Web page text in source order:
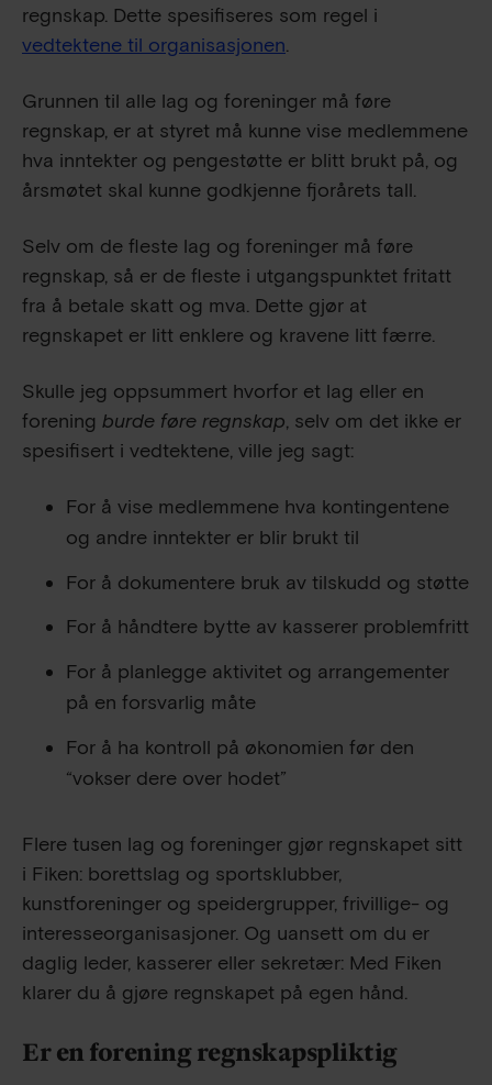
regnskap. Dette spesifiseres som regel i
vedtektene til organisasjonen.
Grunnen til alle lag og foreninger må føre
regnskap, er at styret må kunne vise medlemmene
hva inntekter og pengestøtte er blitt brukt på, og
årsmøtet skal kunne godkjenne fjorårets tall.
Selv om de fleste lag og foreninger må føre
regnskap, så er de fleste i utgangspunktet fritatt
fra å betale skatt og mva. Dette gjør at
regnskapet er litt enklere og kravene litt færre.
Skulle jeg oppsummert hvorfor et lag eller en
forening burde føre regnskap, selv om det ikke er
spesifisert i vedtektene, ville jeg sagt:
For å vise medlemmene hva kontingentene
og andre inntekter er blir brukt til
For å dokumentere bruk av tilskudd og støtte
For å håndtere bytte av kasserer problemfritt
For å planlegge aktivitet og arrangementer
på en forsvarlig måte
For å ha kontroll på økonomien før den
“vokser dere over hodet”
Flere tusen lag og foreninger gjør regnskapet sitt
i Fiken: borettslag og sportsklubber,
kunstforeninger og speidergrupper, frivillige- og
interesseorganisasjoner. Og uansett om du er
daglig leder, kasserer eller sekretær: Med Fiken
klarer du å gjøre regnskapet på egen hånd.
Er en forening regnskapspliktig